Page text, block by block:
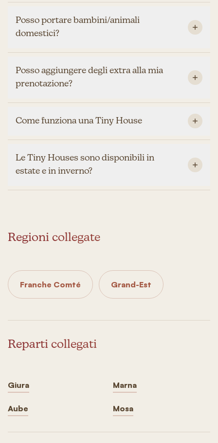
Posso portare bambini/animali
domestici?
Posso aggiungere degli extra alla mia
prenotazione?
Come funziona una Tiny House
Le Tiny Houses sono disponibili in
estate e in inverno?
Regioni collegate
Franche Comté Grand-Est
Reparti collegati
Giura Marna
Aube Mosa